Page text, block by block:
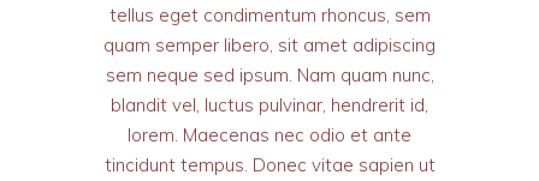
tellus eget condimentum rhoncus, sem
quam semper libero, sit amet adipiscing
sem neque sed ipsum. Nam quam nunc,
blandit vel, luctus pulvinar, hendrerit id,
lorem. Maecenas nec odio et ante
tincidunt tempus. Donec vitae sapien ut